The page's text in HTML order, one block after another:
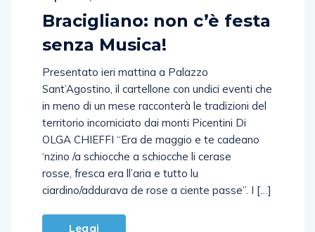
Bracigliano: non c’è festa
senza Musica!
Sant’Agostino, il cartellone con undici eventi che
in meno di un mese racconterà le tradizioni del
territorio incorniciato dai monti Picentini Di
OLGA CHIEFFI “Era de maggio e te cadeano
‘nzino /a schiocche a schiocche li cerase
rosse, fresca era ll’aria e tutto lu
ciardino/addurava de rose a ciente passe”. I […]
Leggi